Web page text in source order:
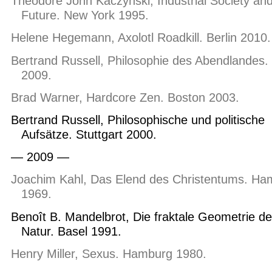
Future. New York 1995.
Helene Hegemann, Axolotl Roadkill. Berlin 2010.
Bertrand Russell, Philosophie des Abendlandes.
2009.
Brad Warner, Hardcore Zen. Boston 2003.
Bertrand Russell, Philosophische und politische
Aufsätze. Stuttgart 2000.
— 2009 —
Joachim Kahl, Das Elend des Christentums.
1969.
Benoît B. Mandelbrot, Die fraktale Geometrie
Natur. Basel 1991.
Henry Miller, Sexus. Hamburg 1980.